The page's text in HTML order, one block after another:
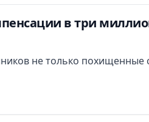
в три
не только похищенные